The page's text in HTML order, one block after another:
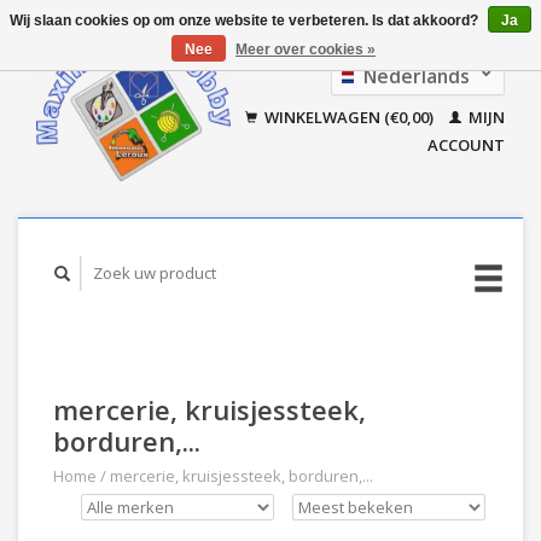
Nederlands
Français
WINKELWAGEN (€0,00)
MIJN
ACCOUNT
mercerie, kruisjessteek,
borduren,...
Home / mercerie, kruisjessteek, borduren,...
Wij slaan cookies op om onze website te verbeteren. Is dat akkoord?
Ja
Nee
Meer over cookies »